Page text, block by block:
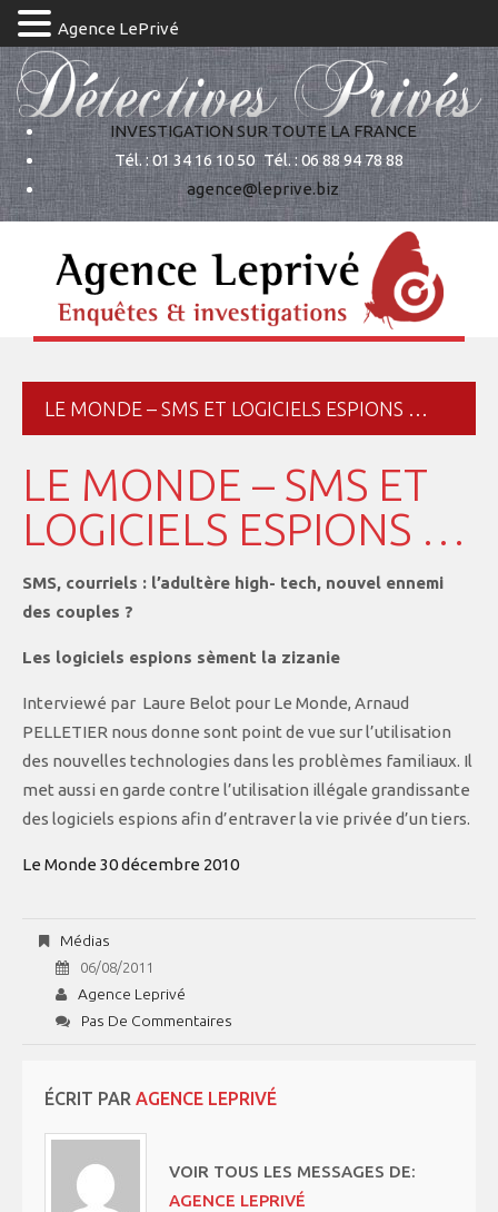
INVESTIGATION SUR TOUTE LA FRANCE
Tél. : 01 34 16 10 50 Tél. : 06 88 94 78 88
agence@leprive.biz
LE MONDE – SMS ET LOGICIELS ESPIONS …
LE MONDE – SMS ET
LOGICIELS ESPIONS …
SMS, courriels : l’adultère high- tech, nouvel ennemi
des couples ?
Les logiciels espions sèment la zizanie
Interviewé par Laure Belot pour Le Monde, Arnaud
PELLETIER nous donne sont point de vue sur l’utilisation
des nouvelles technologies dans les problèmes familiaux. Il
met aussi en garde contre l’utilisation illégale grandissante
des logiciels espions afin d’entraver la vie privée d’un tiers.
Le Monde 30 décembre 2010
Médias
06/08/2011
Agence Leprivé
Pas De Commentaires
ÉCRIT PAR AGENCE LEPRIVÉ
VOIR TOUS LES MESSAGES DE:
AGENCE LEPRIVÉ
Agence LePrivé